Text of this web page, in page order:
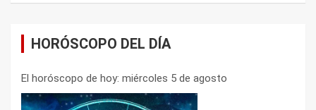
HORÓSCOPO DEL DÍA
El horóscopo de hoy: miércoles 5 de agosto